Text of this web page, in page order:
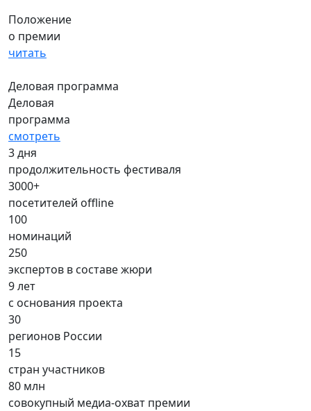
Положение
о премии
читать
Деловая программа
Деловая
программа
смотреть
3 дня
продолжительность фестиваля
3000+
посетителей offline
100
номинаций
250
экспертов в составе жюри
9 лет
с основания проекта
30
регионов России
15
стран участников
80 млн
совокупный медиа-охват премии